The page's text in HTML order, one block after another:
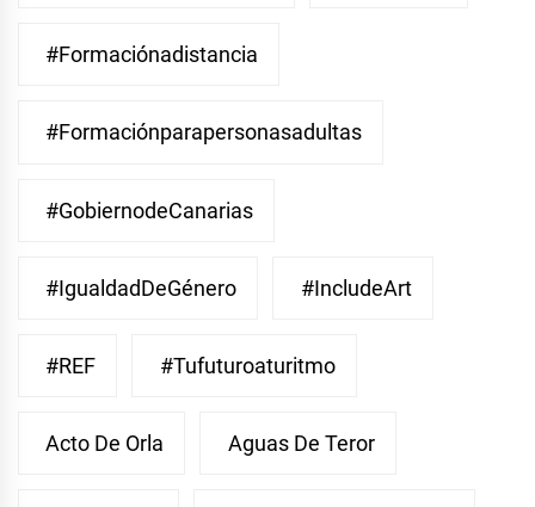
#Formaciónadistancia
#Formaciónparapersonasadultas
#GobiernodeCanarias
#IgualdadDeGénero #IncludeArt
#REF #Tufuturoaturitmo
Acto De Orla Aguas De Teror